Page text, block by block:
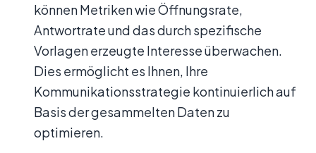
können Metriken wie Öffnungsrate,
Antwortrate und das durch spezifische
Vorlagen erzeugte Interesse überwachen.
Dies ermöglicht es Ihnen, Ihre
Kommunikationsstrategie kontinuierlich auf
Basis der gesammelten Daten zu
optimieren.